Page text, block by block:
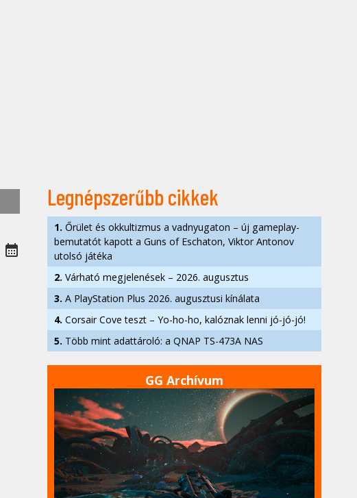
Legnépszerűbb cikkek
1. Őrület és okkultizmus a vadnyugaton – új gameplay-
bemutatót kapott a Guns of Eschaton, Viktor Antonov
utolsó játéka
2. Várható megjelenések – 2026. augusztus
3. A PlayStation Plus 2026. augusztusi kínálata
4. Corsair Cove teszt – Yo-ho-ho, kalóznak lenni jó-jó-jó!
5. Több mint adattároló: a QNAP TS-473A NAS
GG Archívum